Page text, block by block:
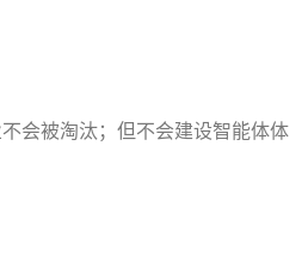
会被淘汰；但不会建设智能体体